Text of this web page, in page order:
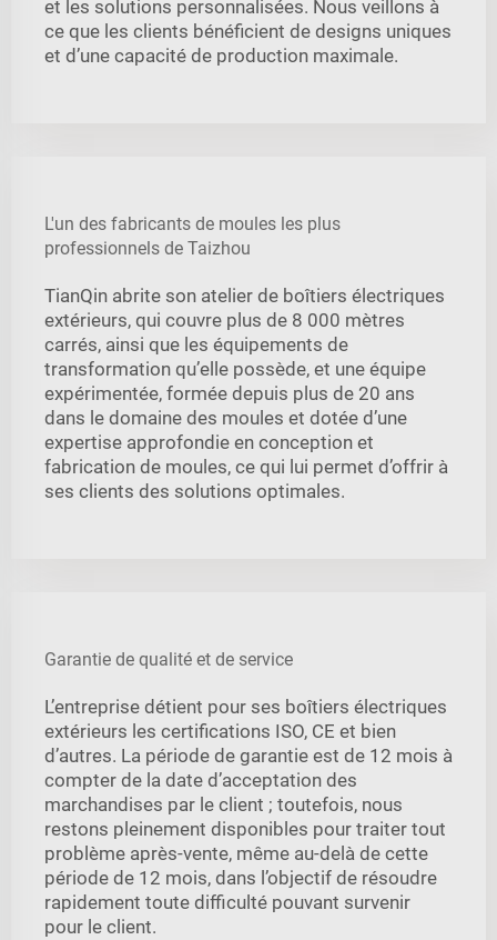
et les solutions personnalisées. Nous veillons à
ce que les clients bénéficient de designs uniques
et d’une capacité de production maximale.
L'un des fabricants de moules les plus
professionnels de Taizhou
TianQin abrite son atelier de boîtiers électriques
extérieurs, qui couvre plus de 8 000 mètres
carrés, ainsi que les équipements de
transformation qu’elle possède, et une équipe
expérimentée, formée depuis plus de 20 ans
dans le domaine des moules et dotée d’une
expertise approfondie en conception et
fabrication de moules, ce qui lui permet d’offrir à
ses clients des solutions optimales.
Garantie de qualité et de service
L’entreprise détient pour ses boîtiers électriques
extérieurs les certifications ISO, CE et bien
d’autres. La période de garantie est de 12 mois à
compter de la date d’acceptation des
marchandises par le client ; toutefois, nous
restons pleinement disponibles pour traiter tout
problème après-vente, même au-delà de cette
période de 12 mois, dans l’objectif de résoudre
rapidement toute difficulté pouvant survenir
pour le client.